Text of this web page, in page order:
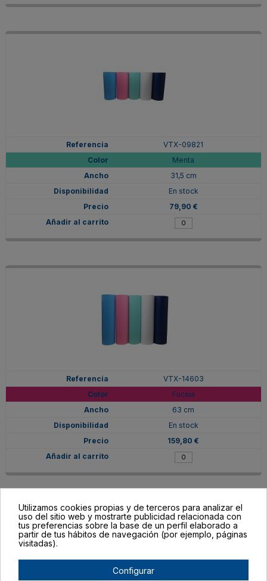
VTX-09821
Menta
31,5 cm
En stock
79,90 €
VTX-14603
Fucsia
63 cm
En stock
159,80 €
Utilizamos cookies propias y de terceros para analizar el
uso del sitio web y mostrarte publicidad relacionada con
tus preferencias sobre la base de un perfil elaborado a
partir de tus hábitos de navegación (por ejemplo, páginas
visitadas).
Configurar